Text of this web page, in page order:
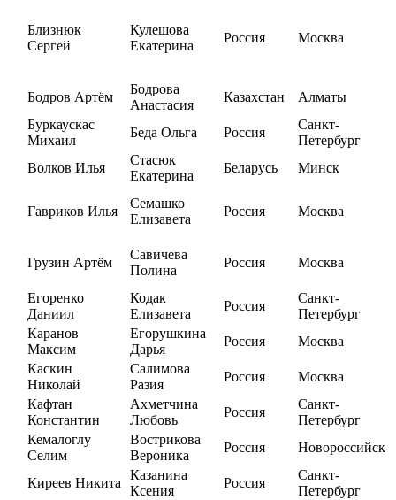
Близнюк
Сергей
Кулешова
Екатерина
Россия Москва
Бодров Артём
Бодрова
Анастасия
Казахстан
Алматы
Буркаускас
Михаил
Беда Ольга Россия
Санкт-
Петербург
Волков Илья
Стасюк
Екатерина
Беларусь Минск
Гавриков Илья
Семашко
Елизавета
Россия Москва
Грузин Артём
Савичева
Полина
Россия Москва
Егоренко
Даниил
Кодак
Елизавета
Россия
Санкт-
Петербург
Каранов
Максим
Егорушкина
Дарья
Россия
Москва
Каскин
Николай
Салимова
Разия
Россия
Москва
Кафтан
Константин
Ахметчина
Любовь
Россия
Санкт-
Петербург
Кемалоглу
Селим
Вострикова
Вероника
Россия Новороссийск
Киреев Никита
Казанина
Ксения
Россия
Санкт-
Петербург